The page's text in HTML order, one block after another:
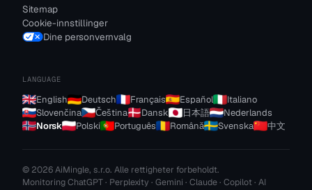
Sitemap
Cookie-innstillinger
Dine personvernvalg
LANGUAGE
English Deutsch Français Español
Italiano
Slovenčina
Čeština Dansk 日本語
Nederlands
Norsk
Polski Português Română Svenska 中文
© 2026 AiMingle, s.r.o. Alle rettigheter forbeholdt.
Monitoring ChatGPT · Perplexity · Gemini · Claude · Copilot · AI